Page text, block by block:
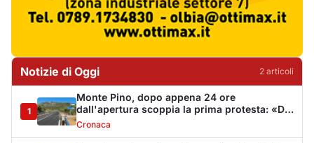
Notizie di Oggi 2 articoli
1
Monte Pino, dopo appena 24 ore
dall'apertura scoppia la prima protesta: «Da
Muddizza Piana come svoltiamo per Olbia?»
Cronaca